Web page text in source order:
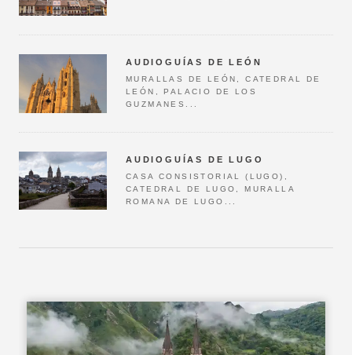
AUDIOGUÍAS DE LEÓN
MURALLAS DE LEÓN, CATEDRAL DE
LEÓN, PALACIO DE LOS
GUZMANES...
AUDIOGUÍAS DE LUGO
CASA CONSISTORIAL (LUGO),
CATEDRAL DE LUGO, MURALLA
ROMANA DE LUGO...